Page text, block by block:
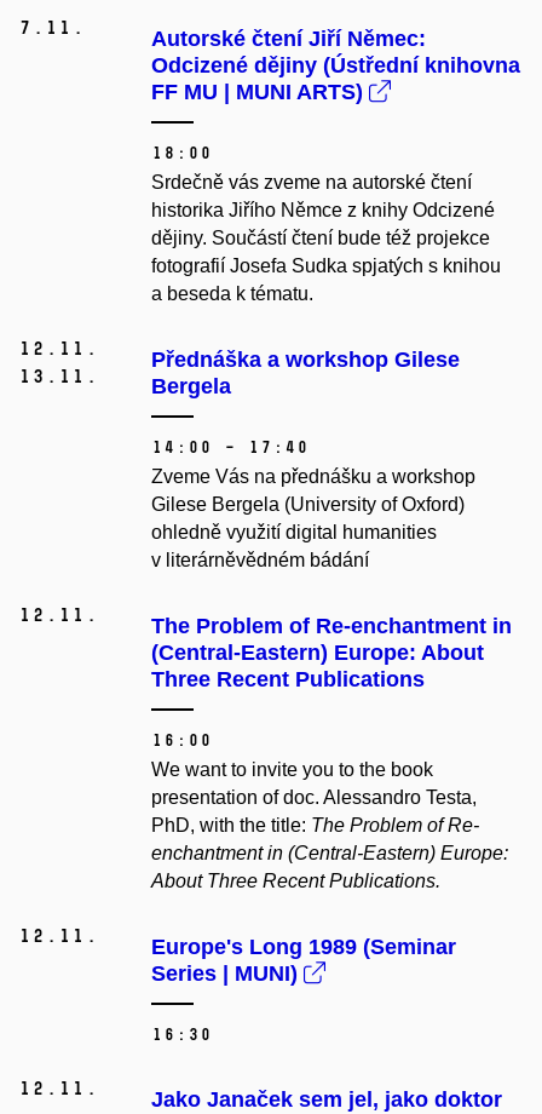
7. 11.
Autorské čtení Jiří Němec:
Odcizené dějiny (Ústřední knihovna
FF MU | MUNI ARTS)
18:00
Srdečně vás zveme na autorské čtení
historika Jiřího Němce z knihy Odcizené
dějiny. Součástí čtení bude též projekce
fotografií Josefa Sudka spjatých s knihou
a beseda k tématu.
12. 11.
13. 11.
Přednáška a workshop Gilese
Bergela
14:00 – 17:40
Zveme Vás na přednášku a workshop
Gilese Bergela (University of Oxford)
ohledně využití digital humanities
v literárněvědném bádání
12. 11.
The Problem of Re-enchantment in
(Central-Eastern) Europe: About
Three Recent Publications
16:00
We want to invite you to the book
presentation of doc. Alessandro Testa,
PhD, with the title: The Problem of Re-
enchantment in (Central-Eastern) Europe:
About Three Recent Publications.
12. 11.
Europe's Long 1989 (Seminar
Series | MUNI)
16:30
12. 11.
Jako Janaček sem jel, jako doktor